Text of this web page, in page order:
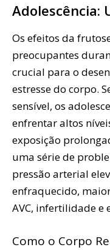
Adolescência:
Os efeitos da
preocupantes
crucial para o
estresse do corpo.
sensível, os
enfrentar altos
exposição
uma série de
pressão arterial
enfraquecido,
AVC, infertilidade e
Como o Corpo